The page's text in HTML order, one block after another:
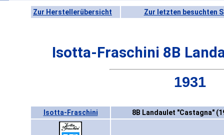
Zur Herstellerübersicht Zur letzten besuchten
Isotta-Fraschini 8B
1931
Isotta-Fraschini 8B Landaulet "Castagna"